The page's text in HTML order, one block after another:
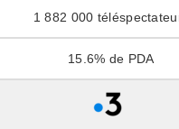
1 882 000
15.6%